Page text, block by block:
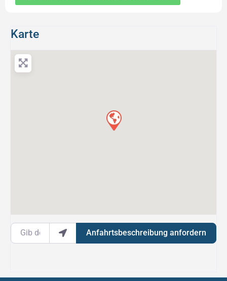
Karte
Gib deinen Standort ein.
Anfahrtsbeschreibung anfordern